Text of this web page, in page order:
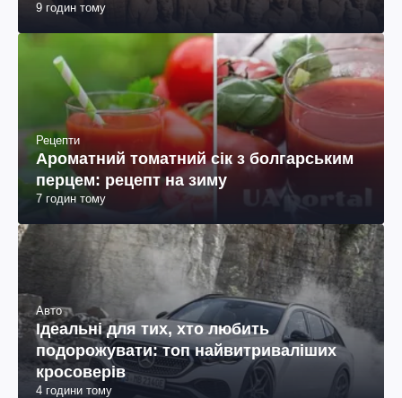
9 годин тому
Рецепти
Ароматний томатний сік з болгарським
перцем: рецепт на зиму
7 годин тому
Авто
Ідеальні для тих, хто любить
подорожувати: топ найвитриваліших
кросоверів
4 години тому